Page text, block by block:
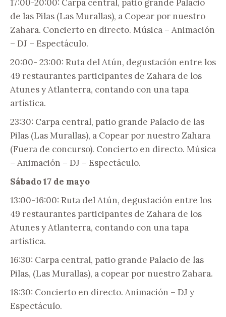
17:00-20:00: Carpa central, patio grande Palacio
de las Pilas (Las Murallas), a Copear por nuestro
Zahara. Concierto en directo. Música – Animación
– DJ – Espectáculo.
20:00- 23:00: Ruta del Atún, degustación entre los
49 restaurantes participantes de Zahara de los
Atunes y Atlanterra, contando con una tapa
artística.
23:30: Carpa central, patio grande Palacio de las
Pilas (Las Murallas), a Copear por nuestro Zahara
(Fuera de concurso). Concierto en directo. Música
– Animación – DJ – Espectáculo.
Sábado 17 de mayo
13:00-16:00: Ruta del Atún, degustación entre los
49 restaurantes participantes de Zahara de los
Atunes y Atlanterra, contando con una tapa
artística.
16:30: Carpa central, patio grande Palacio de las
Pilas, (Las Murallas), a copear por nuestro Zahara.
18:30: Concierto en directo. Animación – DJ y
Espectáculo.